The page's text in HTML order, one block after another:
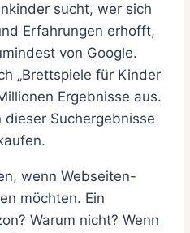
sucht, wer sich
Erfahrungen erhofft,
von Google.
„Brettspiele für Kinder
Ergebnisse aus.
Suchergebnisse
wenn Webseiten-
möchten. Ein
Warum nicht? Wenn